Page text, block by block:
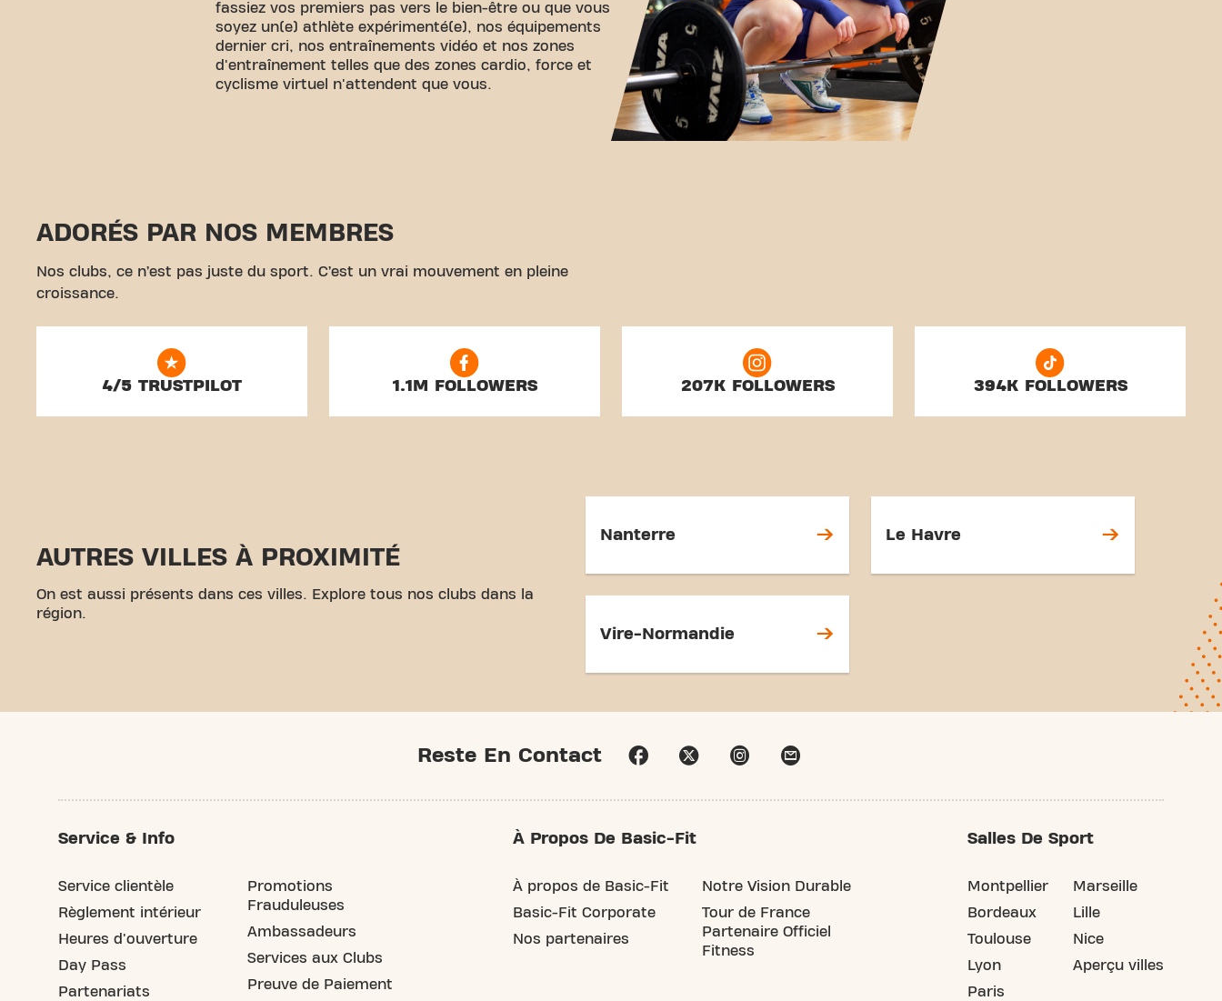
fassiez vos premiers pas vers le bien-être ou que vous
soyez un(e) athlète expérimenté(e), nos équipements
dernier cri, nos entraînements vidéo et nos zones
d'entraînement telles que des zones cardio, force et
cyclisme virtuel n'attendent que vous.
ADORÉS PAR NOS MEMBRES
Nos clubs, ce n’est pas juste du sport. C’est un vrai mouvement en pleine
croissance.
4/5 TRUSTPILOT 1.1M FOLLOWERS 207K FOLLOWERS 394K FOLLOWERS
AUTRES VILLES À PROXIMITÉ
On est aussi présents dans ces villes. Explore tous nos clubs dans la
région.
Nanterre Le Havre
Vire-Normandie
Reste En Contact
Service & Info
Service clientèle
Règlement intérieur
Heures d'ouverture
Day Pass
Partenariats
Promotions
Frauduleuses
Ambassadeurs
Services aux Clubs
Preuve de Paiement
À Propos De Basic-Fit
À propos de Basic-Fit
Basic-Fit Corporate
Nos partenaires
Notre Vision Durable
Tour de France
Partenaire Officiel
Fitness
Salles De Sport
Montpellier
Bordeaux
Toulouse
Lyon
Paris
Marseille
Lille
Nice
Aperçu villes